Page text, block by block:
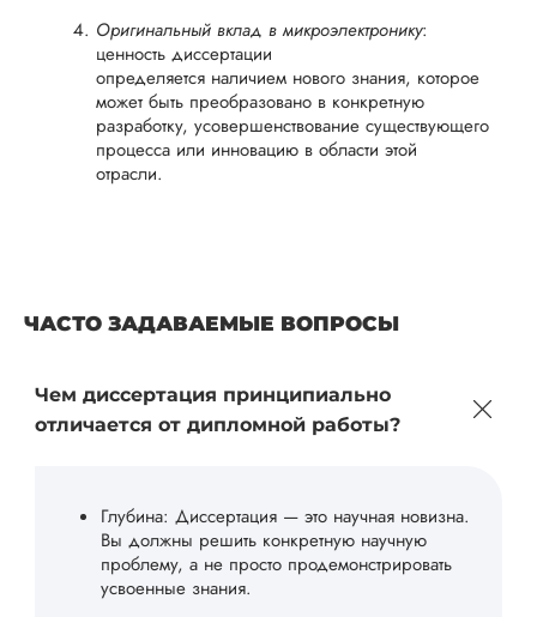
Оригинальный вклад в микроэлектронику:
ценность диссертации
определяется наличием нового знания, которое
может быть преобразовано в конкретную
разработку, усовершенствование существующего
процесса или инновацию в области этой
отрасли.
ЧАСТО ЗАДАВАЕМЫЕ ВОПРОСЫ
Чем диссертация принципиально
отличается от дипломной работы?
Глубина: Диссертация — это научная новизна.
Вы должны решить конкретную научную
проблему, а не просто продемонстрировать
усвоенные знания.